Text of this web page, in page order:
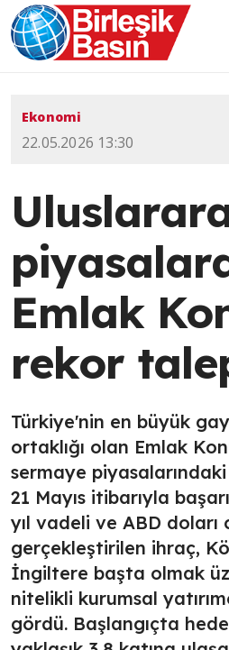
Ekonomi
22.05.2026 13:30
Emlak
rekor
Türkiye'nin en büyük
ortaklığı olan Emlak
sermaye piyasalarındaki
21 Mayıs itibarıyla
yıl vadeli ve ABD doları
gerçekleştirilen ihraç,
İngiltere başta olmak
nitelikli kurumsal
gördü. Başlangıçta